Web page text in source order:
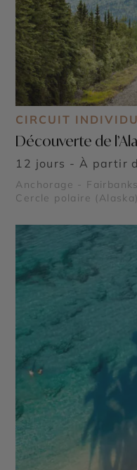
CIRCUIT
Découverte de
12 jours - À partir
Anchorage -
Cercle polaire